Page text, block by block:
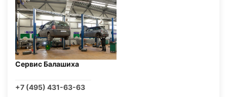
Сервис Балашиха
+7 (495) 431-63-63